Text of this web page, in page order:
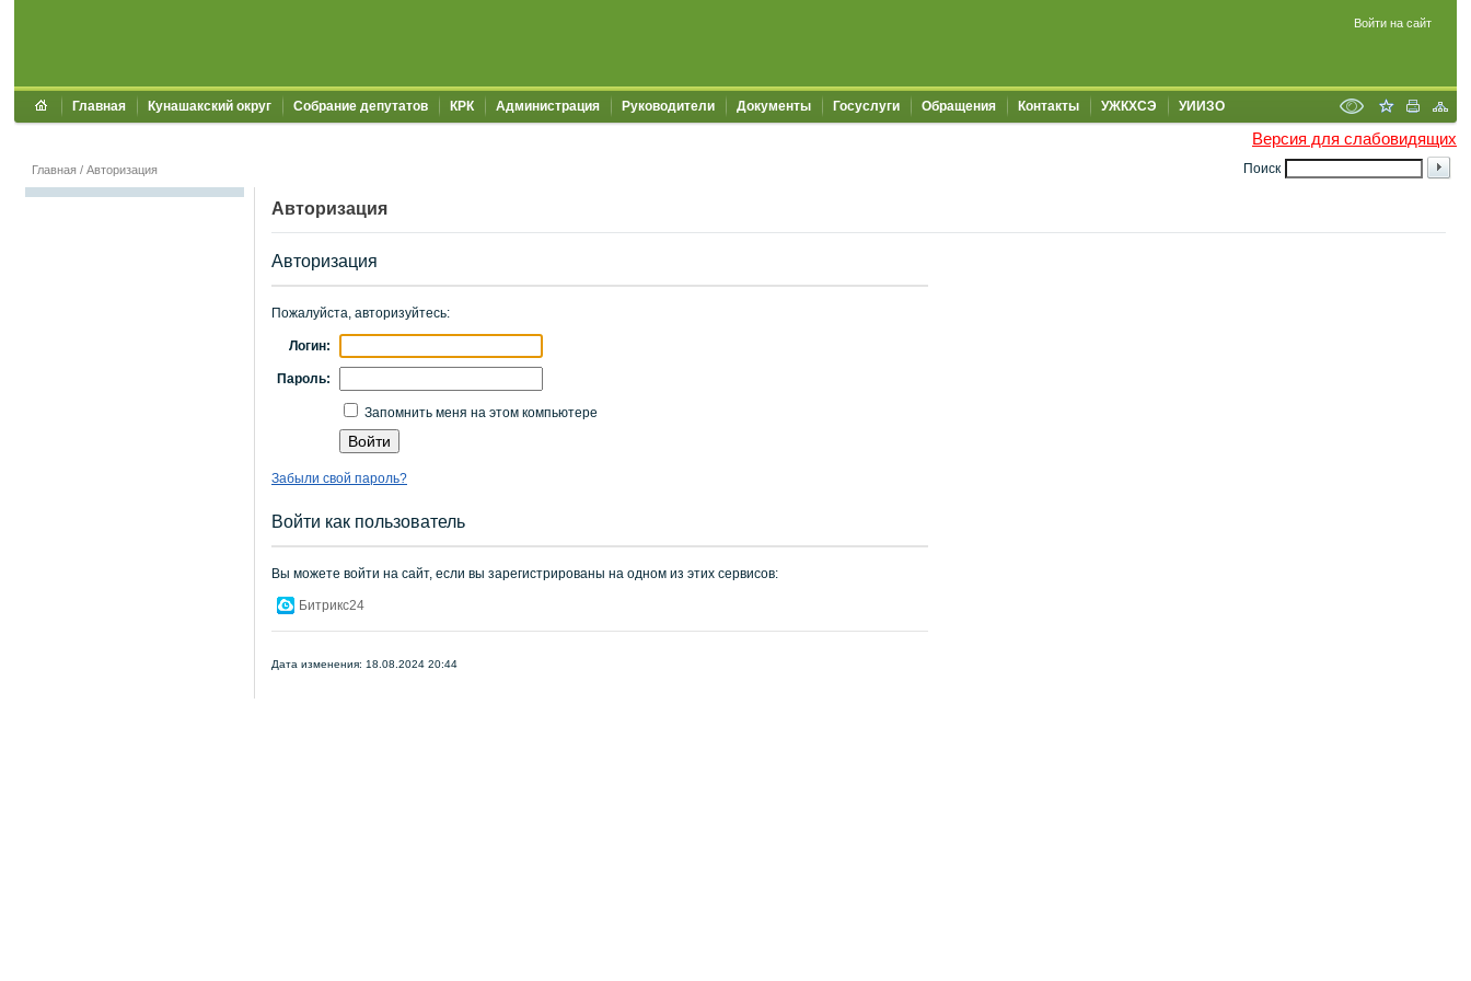
Войти на сайт
Главная Кунашакский округ Собрание депутатов КРК Администрация Руководители Документы Госуслуги Обращения Контакты УЖКХСЭ УИИЗО
Версия для слабовидящих
Поиск
Главная / Авторизация
Авторизация
Авторизация
Пожалуйста, авторизуйтесь:
Логин:
Пароль:
Запомнить меня на этом компьютере
Забыли свой пароль?
Войти как пользователь
Вы можете войти на сайт, если вы зарегистрированы на одном из этих сервисов:
Битрикс24
Дата изменения: 18.08.2024 20:44